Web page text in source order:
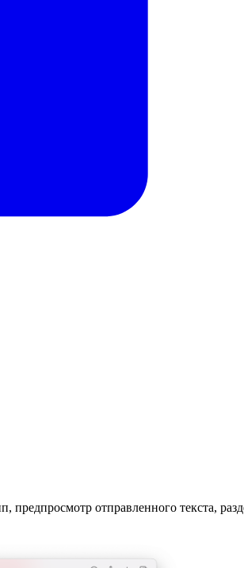
отправленного текста,